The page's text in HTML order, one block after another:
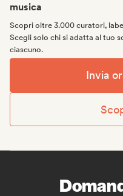
musica
Scopri oltre 3.000 curatori,
Scegli solo chi si adatta al tuo
ciascuno.
Invia